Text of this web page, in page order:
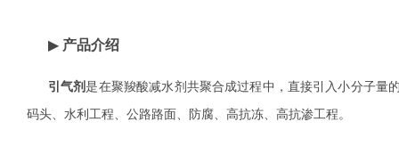
▶ 产品介绍
引气剂是在聚羧酸减水剂共聚合成过程中，直接引入小分子量
码头、水利工程、公路路面、防腐、高抗冻、高抗渗工程。